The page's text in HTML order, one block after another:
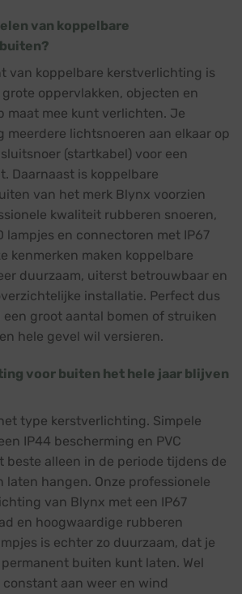
van koppelbare
van koppelbare kerstverlichting is
oppervlakken, objecten en
maat mee kunt verlichten. Je
meerdere lichtsnoeren aan elkaar op
(startkabel) voor een
Daarnaast is koppelbare
van het merk Blynx voorzien
kwaliteit rubberen snoeren,
lampjes en connectoren met IP67
kenmerken maken koppelbare
duurzaam, uiterst betrouwbaar en
installatie. Perfect dus
een groot aantal bomen of struiken
hele gevel wil versieren.
voor buiten het hele jaar blijven
type kerstverlichting. Simpele
IP44 bescherming en PVC
beste alleen in de periode tijdens de
hangen. Onze professionele
van Blynx met een IP67
en hoogwaardige rubberen
is echter zo duurzaam, dat je
buiten kunt laten. Wel
aan weer en wind